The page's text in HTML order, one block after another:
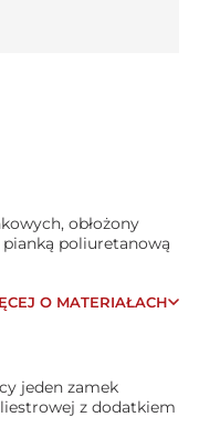
obłożony
poliuretanową
O MATERIAŁACH
jeden zamek
z dodatkiem